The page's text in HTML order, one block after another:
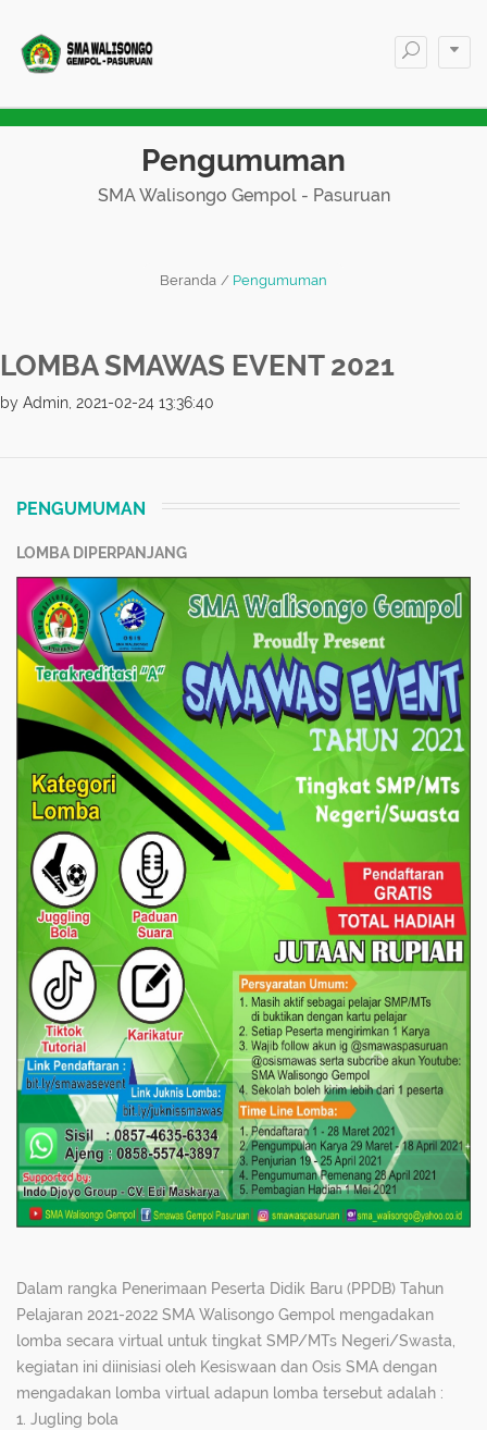
Pengumuman
SMA Walisongo Gempol - Pasuruan
Beranda Pengumuman
LOMBA SMAWAS EVENT 2021
by Admin, 2021-02-24 13:36:40
PENGUMUMAN
LOMBA DIPERPANJANG
Dalam rangka Penerimaan Peserta Didik Baru (PPDB) Tahun
Pelajaran 2021-2022 SMA Walisongo Gempol mengadakan
lomba secara virtual untuk tingkat SMP/MTs Negeri/Swasta,
kegiatan ini diinisiasi oleh Kesiswaan dan Osis SMA dengan
mengadakan lomba virtual adapun lomba tersebut adalah :
1. Jugling bola